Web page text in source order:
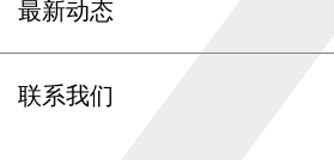
涂层服务
最新动态
联系我们